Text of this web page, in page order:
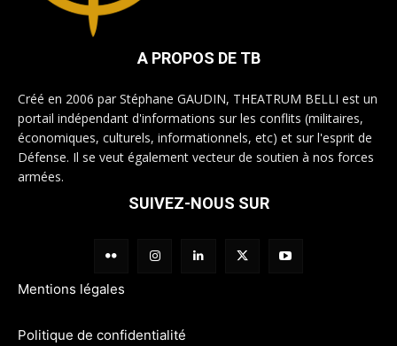
A PROPOS DE TB
Créé en 2006 par Stéphane GAUDIN, THEATRUM BELLI est un
portail indépendant d'informations sur les conflits (militaires,
économiques, culturels, informationnels, etc) et sur l'esprit de
Défense. Il se veut également vecteur de soutien à nos forces
armées.
SUIVEZ-NOUS SUR
Mentions légales
Politique de confidentialité